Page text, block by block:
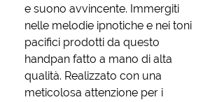
e suono avvincente. Immergiti
nelle melodie ipnotiche e nei toni
pacifici prodotti da questo
handpan fatto a mano di alta
qualità. Realizzato con una
meticolosa attenzione per i